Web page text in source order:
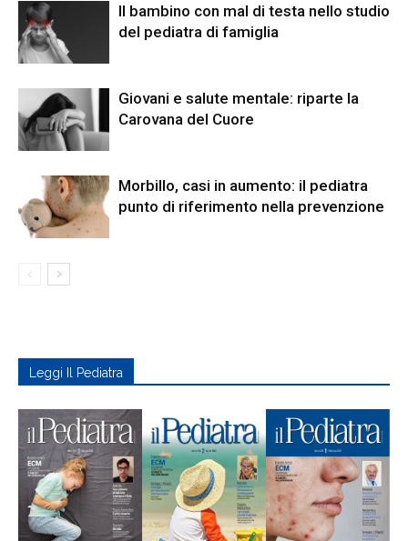
Il bambino con mal di testa nello studio
del pediatra di famiglia
Giovani e salute mentale: riparte la
Carovana del Cuore
Morbillo, casi in aumento: il pediatra
punto di riferimento nella prevenzione
Leggi Il Pediatra